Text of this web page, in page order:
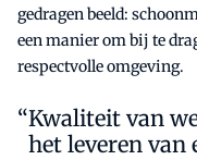
gedragen beeld:
een manier om bij te
respectvolle omgeving.
Kwaliteit van
het leveren van